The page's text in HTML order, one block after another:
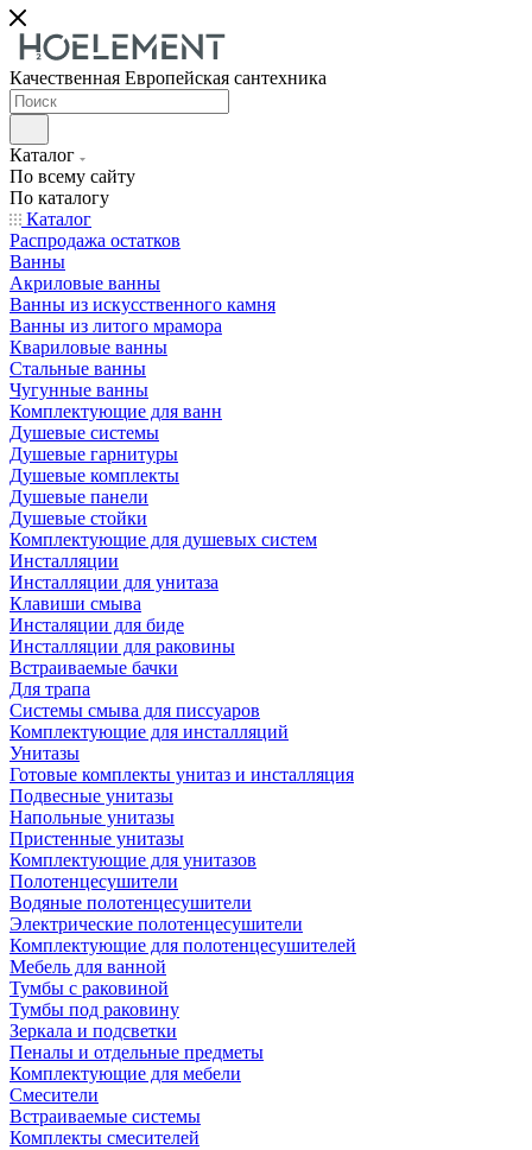
Качественная Европейская сантехника
Каталог
По всему сайту
По каталогу
Каталог
Распродажа остатков
Ванны
Акриловые ванны
Ванны из искусственного камня
Ванны из литого мрамора
Квариловые ванны
Стальные ванны
Чугунные ванны
Комплектующие для ванн
Душевые системы
Душевые гарнитуры
Душевые комплекты
Душевые панели
Душевые стойки
Комплектующие для душевых систем
Инсталляции
Инсталляции для унитаза
Клавиши смыва
Инсталяции для биде
Инсталляции для раковины
Встраиваемые бачки
Для трапа
Системы смыва для писсуаров
Комплектующие для инсталляций
Унитазы
Готовые комплекты унитаз и инсталляция
Подвесные унитазы
Напольные унитазы
Пристенные унитазы
Комплектующие для унитазов
Полотенцесушители
Водяные полотенцесушители
Электрические полотенцесушители
Комплектующие для полотенцесушителей
Мебель для ванной
Тумбы с раковиной
Тумбы под раковину
Зеркала и подсветки
Пеналы и отдельные предметы
Комплектующие для мебели
Смесители
Встраиваемые системы
Комплекты смесителей